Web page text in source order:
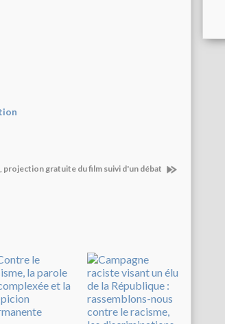
projection gratuite du film suivi d'un débat